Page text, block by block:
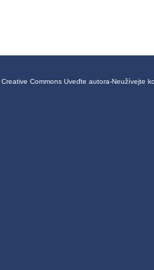
Creative Commons Uveďte autora-Neužívejte